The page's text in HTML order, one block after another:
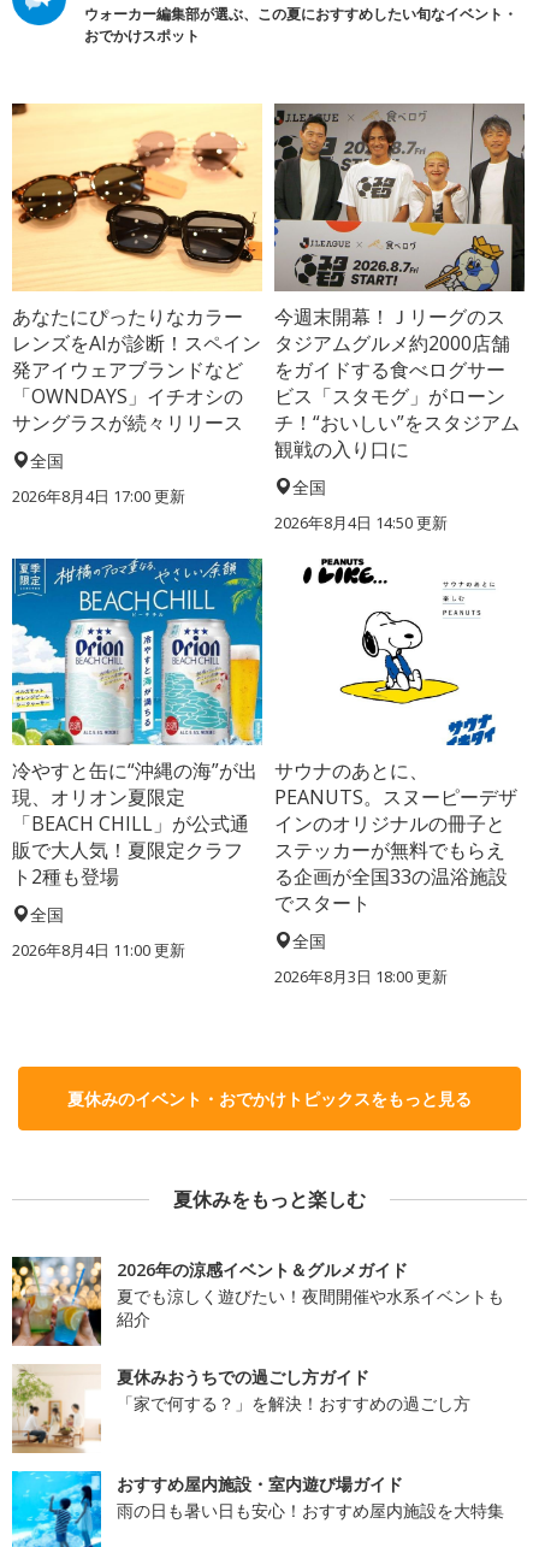
ウォーカー編集部が選ぶ、この夏におすすめしたい旬なイベント・
おでかけスポット
あなたにぴったりなカラー
レンズをAIが診断！スペイン
発アイウェアブランドなど
「OWNDAYS」イチオシの
サングラスが続々リリース
全国
2026年8月4日 17:00更新
今週末開幕！Ｊリーグのス
タジアムグルメ約2000店舗
をガイドする食べログサー
ビス「スタモグ」がローン
チ！“おいしい”をスタジアム
観戦の入り口に
全国
2026年8月4日 14:50更新
冷やすと缶に“沖縄の海”が出
現、オリオン夏限定
「BEACH CHILL」が公式通
販で大人気！夏限定クラフ
ト2種も登場
全国
2026年8月4日 11:00更新
サウナのあとに、
PEANUTS。スヌーピーデザ
インのオリジナルの冊子と
ステッカーが無料でもらえ
る企画が全国33の温浴施設
でスタート
全国
2026年8月3日 18:00更新
夏休みのイベント・おでかけトピックスをもっと見る
夏休みをもっと楽しむ
2026年の涼感イベント＆グルメガイド
夏でも涼しく遊びたい！夜間開催や水系イベントも
紹介
夏休みおうちでの過ごし方ガイド
「家で何する？」を解決！おすすめの過ごし方
おすすめ屋内施設・室内遊び場ガイド
雨の日も暑い日も安心！おすすめ屋内施設を大特集